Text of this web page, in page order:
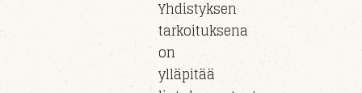
Yhdistyksen
tarkoituksena
on
ylläpitää